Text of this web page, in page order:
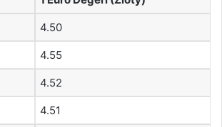
4.50
4.55
4.52
4.51